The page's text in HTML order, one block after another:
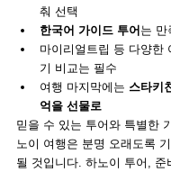
춰 선택
한국어 가이드 투어는 만
마이리얼트립 등 다양한
기 비교는 필수
여행 마지막에는 스타키
억을 선물로
믿을 수 있는 투어와 특별한
노이 여행은 분명 오래도록
될 것입니다. 하노이 투어, 준